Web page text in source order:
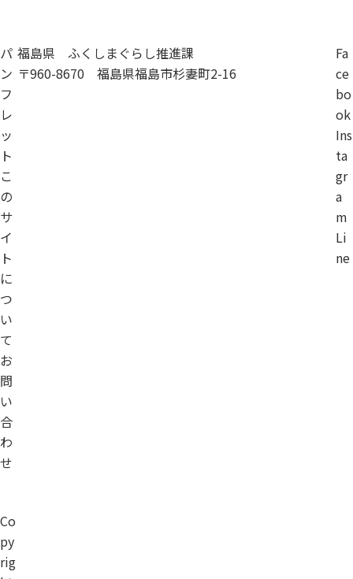
パ
ン
フ
レ
ッ
ト
こ
の
サ
イ
ト
に
つ
い
て
お
問
い
合
わ
せ
福島県 ふくしまぐらし推進課
〒960-8670 福島県福島市杉妻町2-16
Fa
ce
bo
ok
Ins
ta
gr
a
m
Li
ne
Co
py
rig